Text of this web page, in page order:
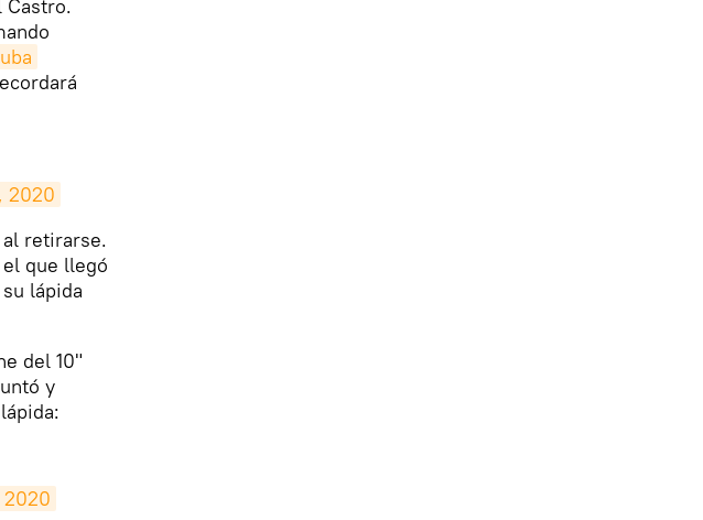
Castro.
2020
retirarse.
que llegó
lápida
del 10"
y